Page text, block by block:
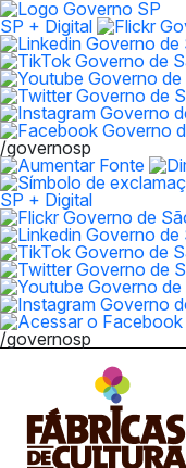
SP + Digital
/governosp
SP + Digital
/governosp